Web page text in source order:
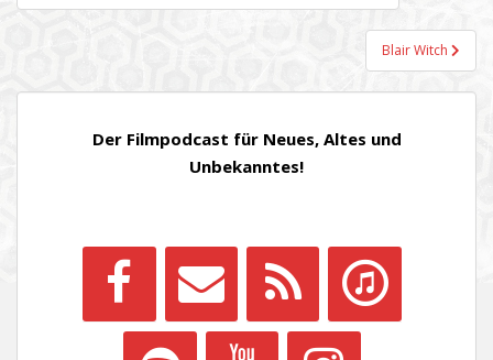
Blair Witch
Der Filmpodcast für Neues, Altes und
Unbekanntes!